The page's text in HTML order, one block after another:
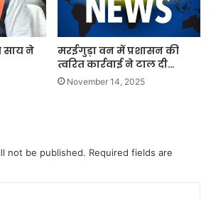
साय ने
मरईगुड़ा वन में प्रशासन की
त्वरित कार्रवाई ने टाल दी…
November 14, 2025
not be published. Required fields are